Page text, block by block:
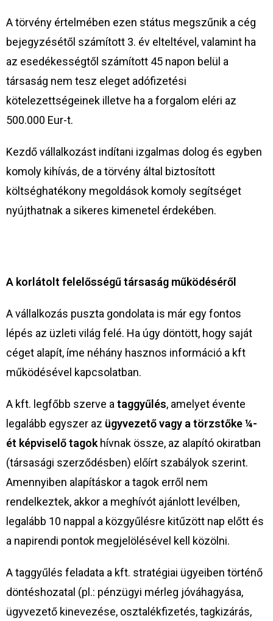
A törvény értelmében ezen státus megszűnik a cég
bejegyzésétől számított 3. év elteltével, valamint ha
az esedékességtől számított 45 napon belül a
társaság nem tesz eleget adófizetési
kötelezettségeinek illetve ha a forgalom eléri az
500.000 Eur-t.
Kezdő vállalkozást indítani izgalmas dolog és egyben
komoly kihívás, de a törvény által biztosított
költséghatékony megoldások komoly segítséget
nyújthatnak a sikeres kimenetel érdekében.
A korlátolt felelősségű társaság működéséről
A vállalkozás puszta gondolata is már egy fontos
lépés az üzleti világ felé. Ha úgy döntött, hogy saját
céget alapít, íme néhány hasznos információ a kft
működésével kapcsolatban.
A kft. legfőbb szerve a taggyűlés, amelyet évente
legalább egyszer az ügyvezető vagy a törzstőke ¼-
ét képviselő tagok hívnak össze, az alapító okiratban
(társasági szerződésben) előírt szabályok szerint.
Amennyiben alapításkor a tagok erről nem
rendelkeztek, akkor a meghívót ajánlott levélben,
legalább 10 nappal a közgyűlésre kitűzött nap előtt és
a napirendi pontok megjelölésével kell közölni.
A taggyűlés feladata a kft. stratégiai ügyeiben történő
döntéshozatal (pl.: pénzügyi mérleg jóváhagyása,
ügyvezető kinevezése, osztalékfizetés, tagkizárás,